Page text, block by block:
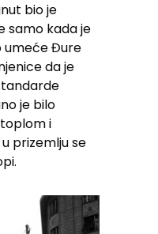
bio je
samo kada je
umeće Đure
da je
je bilo
i
prizemlju se